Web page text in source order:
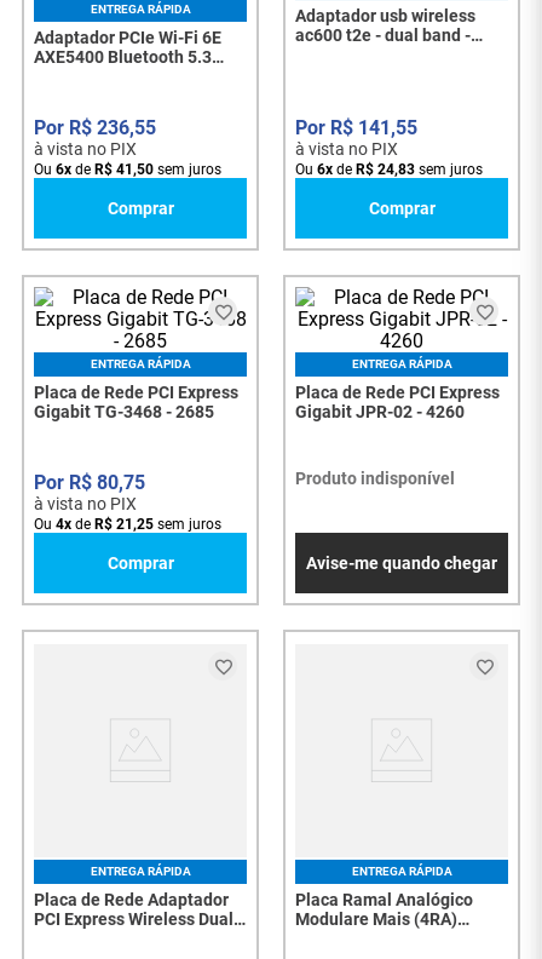
ENTREGA RÁPIDA
Adaptador PCIe Wi-Fi 6E
AXE5400 Bluetooth 5.3
R$ 236,55
à vista no PIX
Ou 6x de R$ 41 ,50 sem juros
Comprar
Adaptador usb wireless
ac600 t2e - dual band -
R$ 141,55
à vista no PIX
Ou 6x de R$ 24,83 sem juros
Comprar
ENTREGA RÁPIDA
Placa de Rede PCI Express
Gigabit TG-3468 - 2685
R$ 80,75
à vista no PIX
Ou 4x de R$ 21 ,25 sem juros
Comprar
ENTREGA RÁPIDA
Placa de Rede PCI Express
Gigabit JPR-02 - 4260
Produto indisponível
Avise-me quando chegar
ENTREGA RÁPIDA
Placa de Rede Adaptador
PCI Express Wireless Dual
ENTREGA RÁPIDA
Placa Ramal Analógico
Modulare Mais (4RA)